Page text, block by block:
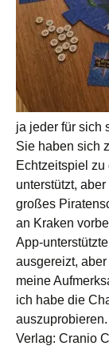
ja jeder für sich
Sie haben sich
Echtzeitspiel
unterstützt,
großes
an Kraken
App-
ausgereizt, aber
meine
ich habe die
auszuprobieren.
Verlag: Cranio